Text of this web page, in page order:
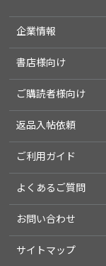
企業情報
書店様向け
ご購読者様向け
返品入帖依頼
ご利用ガイド
よくあるご質問
お問い合わせ
サイトマップ